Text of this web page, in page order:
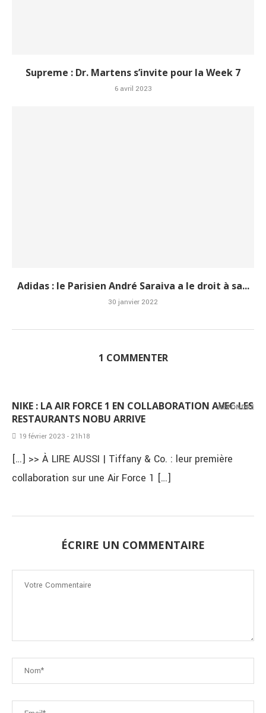
Supreme : Dr. Martens s’invite pour la Week 7
6 avril 2023
Adidas : le Parisien André Saraiva a le droit à sa...
30 janvier 2022
1 COMMENTER
NIKE : LA AIR FORCE 1 EN COLLABORATION AVEC LES
RESTAURANTS NOBU ARRIVE
19 février 2023 - 21h18
[…] >> À LIRE AUSSI | Tiffany & Co. : leur première
collaboration sur une Air Force 1 […]
RÉPONDRE
ÉCRIRE UN COMMENTAIRE